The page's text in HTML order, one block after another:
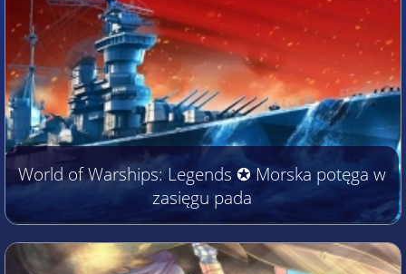
World of Warships: Legends ✪ Morska potęga w
zasięgu pada